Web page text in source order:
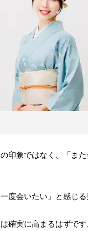
印象ではなく、「ま
会いたい」と感じる
確実に高まるはずです